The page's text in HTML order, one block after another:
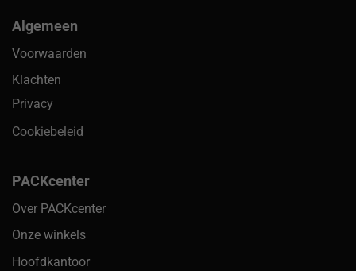
Algemeen
Voorwaarden
Klachten
Privacy
Cookiebeleid
PACKcenter
Over PACKcenter
Onze winkels
Hoofdkantoor